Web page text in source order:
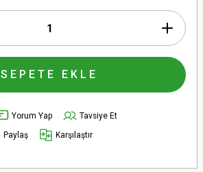
SEPETE EKLE
Yorum Yap
Tavsiye Et
Paylaş Karşılaştır